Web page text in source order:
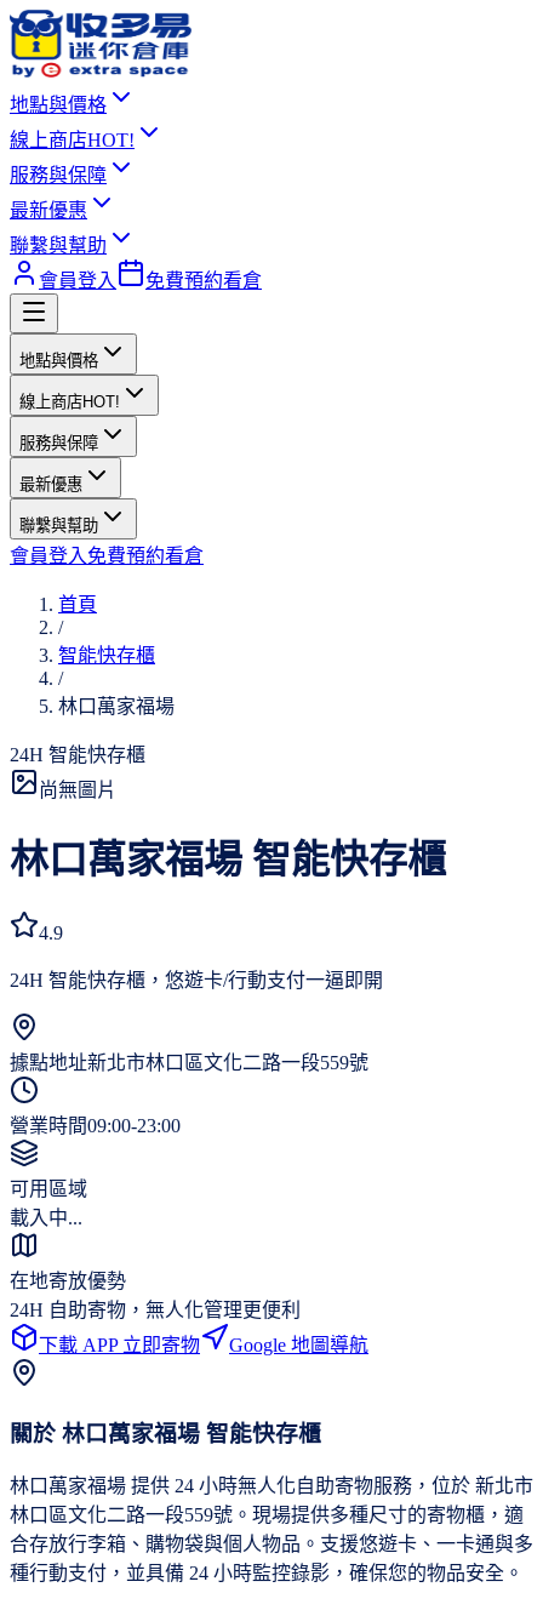
地點與價格
線上商店HOT!
服務與保障
最新優惠
聯繫與幫助
會員登入
免費預約看倉
地點與價格
線上商店HOT!
服務與保障
最新優惠
聯繫與幫助
會員登入 免費預約看倉
首頁
/
智能快存櫃
/
林口萬家福場
24H 智能快存櫃
尚無圖片
林口萬家福場 智能快存櫃
4.9
24H 智能快存櫃，悠遊卡/行動支付一逼即開
據點地址新北市林口區文化二路一段559號
營業時間09:00-23:00
可用區域
載入中...
在地寄放優勢
24H 自助寄物，無人化管理更便利
下載 APP 立即寄物
Google 地圖導航
關於 林口萬家福場 智能快存櫃
林口萬家福場 提供 24 小時無人化自助寄物服務，位於 新北市
林口區文化二路一段559號。現場提供多種尺寸的寄物櫃，適
合存放行李箱、購物袋與個人物品。支援悠遊卡、一卡通與多
種行動支付，並具備 24 小時監控錄影，確保您的物品安全。